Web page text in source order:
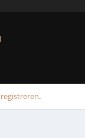
registreren.